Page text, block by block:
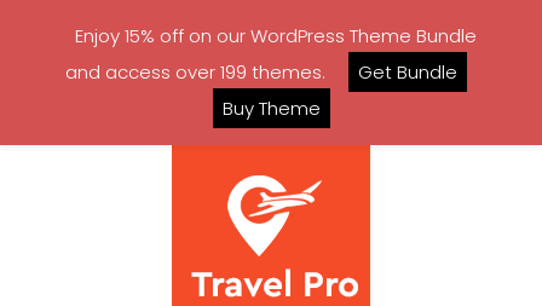
Enjoy 15% off on our WordPress Theme Bundle
and access over 199 themes.
Get Bundle
Buy Theme